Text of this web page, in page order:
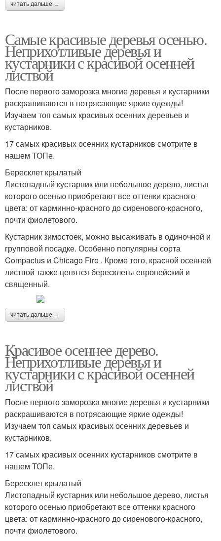
читать дальше →
Самые красивые деревья осенью.
Неприхотливые деревья и
кустарники с красивой осенней
листвой
После первого заморозка многие деревья и кустарники
раскрашиваются в потрясающие яркие одежды!
Изучаем топ самых красивых осенних деревьев и
кустарников.
17 самых красивых осенних кустарников смотрите в
нашем ТОПе.
Бересклет крылатый
Листопадный кустарник или небольшое дерево, листья
которого осенью приобретают все оттенки красного
цвета: от карминно-красного до сиренового-красного,
почти фиолетового.
Кустарник зимостоек, можно высаживать в одиночной и
групповой посадке. Особенно популярны сорта
Compactus и Chicago Fire . Кроме того, красной осенней
листвой также ценятся бересклеты европейский и
священный.
читать дальше →
Красивое осеннее дерево.
Неприхотливые деревья и
кустарники с красивой осенней
листвой
После первого заморозка многие деревья и кустарники
раскрашиваются в потрясающие яркие одежды!
Изучаем топ самых красивых осенних деревьев и
кустарников.
17 самых красивых осенних кустарников смотрите в
нашем ТОПе.
Бересклет крылатый
Листопадный кустарник или небольшое дерево, листья
которого осенью приобретают все оттенки красного
цвета: от карминно-красного до сиренового-красного,
почти фиолетового.